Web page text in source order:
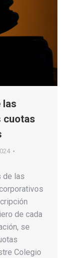
las
cuotas
de las
de cada
se
Colegio